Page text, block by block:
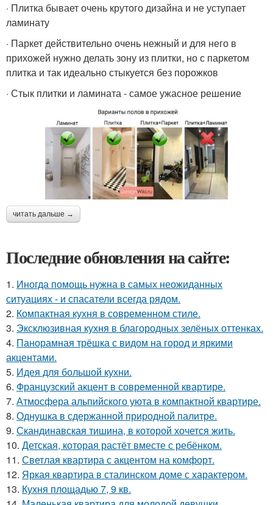
· Плитка бывает очень крутого дизайна и не уступает
ламинату
· Паркет действительно очень нежный и для него в
прихожей нужно делать зону из плитки, но с паркетом
плитка и так идеально стыкуется без порожков
· Стык плитки и ламината - самое ужасное решение
читать дальше →
Последние обновления на сайте:
1. Иногда помощь нужна в самых неожиданных
ситуациях - и спасатели всегда рядом.
2. Компактная кухня в современном стиле.
3. Эксклюзивная кухня в благородных зелёных оттенках.
4. Панорамная трёшка с видом на город и яркими
акцентами.
5. Идея для большой кухни.
6. Французский акцент в современной квартире.
7. Атмосфера альпийского уюта в компактной квартире.
8. Однушка в сдержанной природной палитре.
9. Скандинавская тишина, в которой хочется жить.
10. Детская, которая растёт вместе с ребёнком.
11. Светлая квартира с акцентом на комфорт.
12. Яркая квартира в сталинском доме с характером.
13. Кухня площадью 7, 9 кв.